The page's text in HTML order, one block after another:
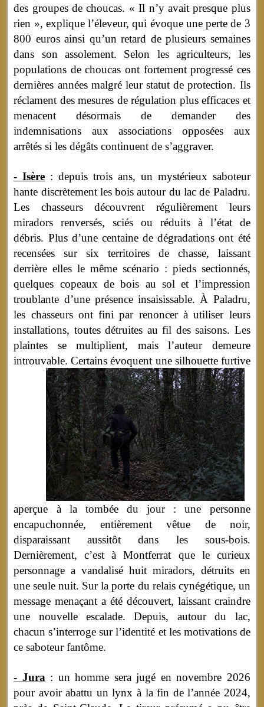
des groupes de choucas. « Il n’y avait presque plus
rien », explique l’éleveur, qui évoque une perte de 3
800 euros ainsi qu’un retard de plusieurs semaines
dans son assolement. Selon les agriculteurs, les
populations de choucas ont fortement progressé ces
dernières années malgré leur statut de protection. Ils
réclament des mesures de régulation plus efficaces et
menacent désormais de demander des
indemnisations aux associations opposées aux
arrêtés si les dégâts continuent de s’aggraver.
- Isère : depuis trois ans, un mystérieux saboteur
hante discrètement les bois autour du lac de Paladru.
Les chasseurs découvrent régulièrement leurs
miradors renversés, sciés ou réduits à l’état de
débris. Plus d’une centaine de dégradations ont été
recensées sur six territoires de chasse, laissant
derrière elles le même scénario : pieds sectionnés,
quelques copeaux de bois au sol et l’impression
troublante d’une présence insaisissable. À Paladru,
les chasseurs ont fini par renoncer à utiliser leurs
installations, toutes détruites au fil des saisons. Les
plaintes se multiplient, mais l’auteur demeure
introuvable.Certains évoquent une silhouette furtive
aperçue à la tombée du jour : une personne
encapuchonnée, entièrement vêtue de noir,
disparaissant aussitôt dans les sous-bois.
Dernièrement, c’est à Montferrat que le curieux
personnage a vandalisé huit miradors, détruits en
une seule nuit. Sur la porte du relais cynégétique, un
message menaçant a été découvert, laissant craindre
une nouvelle escalade. Depuis, autour du lac,
chacun s’interroge sur l’identité et les motivations de
ce saboteur fantôme.
- Jura: un homme sera jugé en novembre 2026
pour avoir abattu un lynx à la fin de l’année 2024,